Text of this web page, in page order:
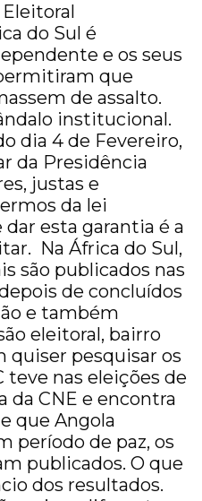
do Sul é
e os seus
que
de assalto.
institucional.
dia 4 de Fevereiro,
da Presidência
justas e
da lei
esta garantia é a
Na África do Sul,
são publicados nas
de concluídos
e também
eleitoral, bairro
quiser pesquisar os
teve nas eleições de
da CNE e encontra
que Angola
período de paz, os
publicados. O que
dos resultados.